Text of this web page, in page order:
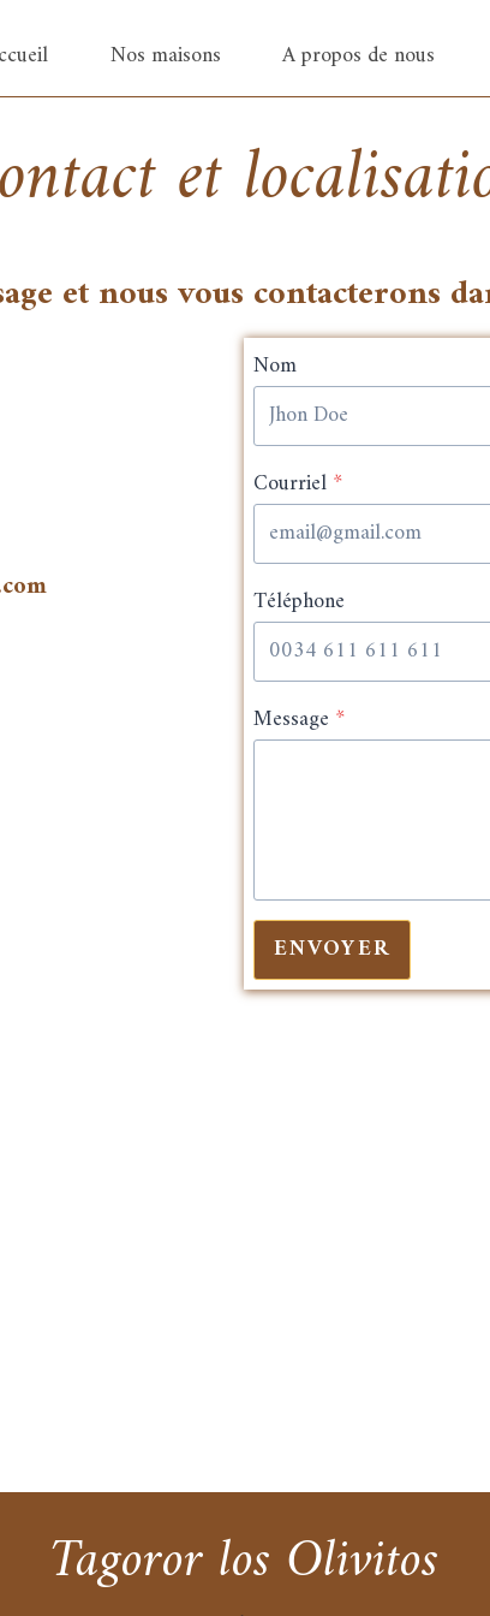
Nos maisons A propos de nous
et
et nous vous contacterons
Nom
Courriel*
Téléphone
Message *
ENVOYER
Tagoror los Olivitos